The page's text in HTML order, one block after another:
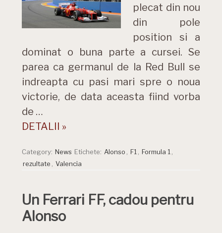
plecat din nou
din pole
position si a
dominat o buna parte a cursei. Se
parea ca germanul de la Red Bull se
indreapta cu pasi mari spre o noua
victorie, de data aceasta fiind vorba
de …
DETALII »
Category: News Etichete: Alonso F1 Formula 1
rezultate
Valencia
Un Ferrari FF, cadou pentru
Alonso